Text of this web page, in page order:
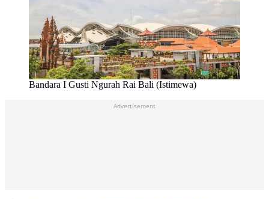
Bandara I Gusti Ngurah Rai Bali (Istimewa)
Advertisement